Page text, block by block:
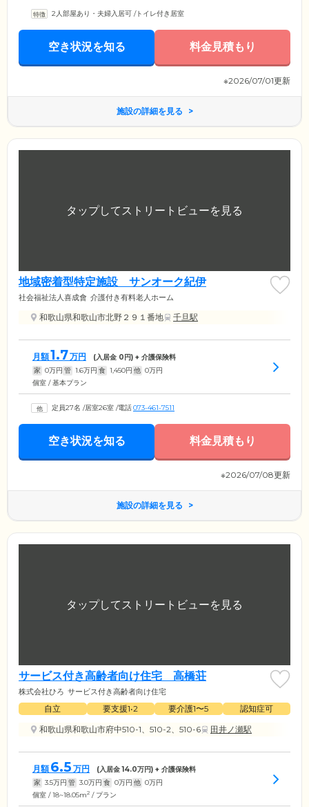
2人部屋あり・夫婦入居可 /トイレ付き居室
空き状況を知る 料金見積もり
※2026/07/01更新
施設の詳細を見る
地域密着型特定施設 サンオーク紀伊
社会福祉法人喜成會 介護付き有料老人ホーム
和歌山県和歌山市北野２９１番地 千旦駅
月額1.7万円 (入居金 0円) + 介護保険料
家 0万円 管 1.6万円 食 1,450円 他 0万円
個室 / 基本プラン
定員27名 /居室26室 /電話073-461-7511
空き状況を知る 料金見積もり
※2026/07/08更新
施設の詳細を見る
サービス付き高齢者向け住宅 高橋荘
株式会社ひろ サービス付き高齢者向け住宅
自立 要支援1•2 要介護1〜5
認知症可
和歌山県和歌山市府中510-1、510-2、510-6
田井ノ瀬駅
月額 6.5 万円 (入居金14.0万円) + 介護保険料
家 3.5万円 管 3.0万円 食 0万円 他 0万円
個室 / 18~18.05m2 / プラン